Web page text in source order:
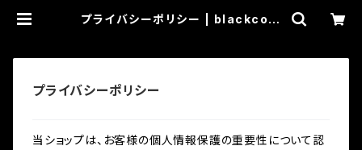
プライバシーポリシー | blackcom
プライバシーポリシー
当ショップは、お客様の個人情報保護の重要性について認